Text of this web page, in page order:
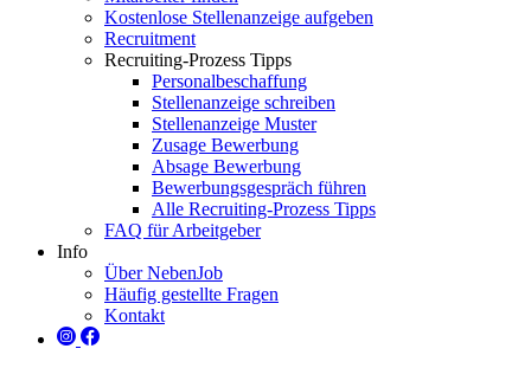
Kostenlose Stellenanzeige aufgeben
Recruitment
Recruiting-Prozess Tipps
Personalbeschaffung
Stellenanzeige schreiben
Stellenanzeige Muster
Zusage Bewerbung
Absage Bewerbung
Bewerbungsgespräch führen
Alle Recruiting-Prozess Tipps
FAQ für Arbeitgeber
Info
Über NebenJob
Häufig gestellte Fragen
Kontakt